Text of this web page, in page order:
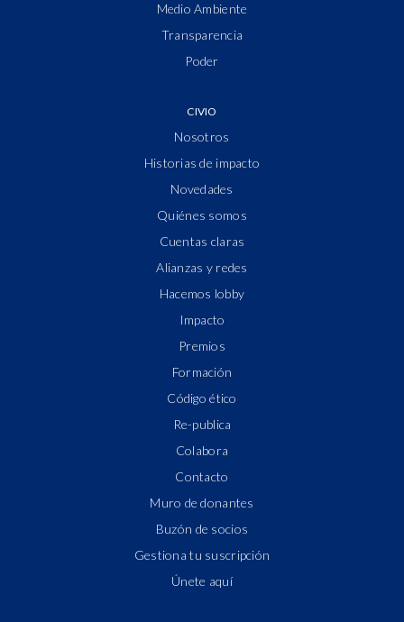
Medio Ambiente
Transparencia
Poder
CIVIO
Nosotros
Historias de impacto
Novedades
Quiénes somos
Cuentas claras
Alianzas y redes
Hacemos lobby
Impacto
Premios
Formación
Código ético
Re-publica
Colabora
Contacto
Muro de donantes
Buzón de socios
Gestiona tu suscripción
Únete aquí